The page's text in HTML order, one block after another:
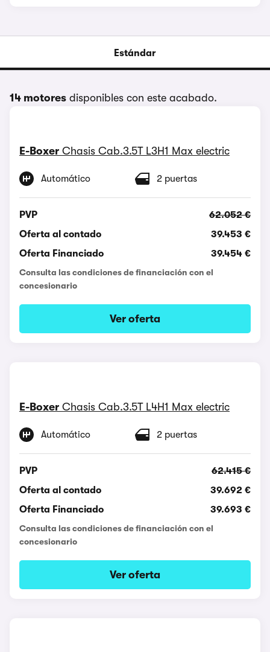
Estándar
14 motores disponibles con este acabado.
E-Boxer Chasis Cab.3.5T L3H1 Max electric
Automático 2 puertas
PVP
62.052 €
Oferta al contado
39.453 €
Oferta Financiado
39.454 €
Consulta las condiciones de financiación con el
concesionario
Ver oferta
E-Boxer Chasis Cab.3.5T L4H1 Max electric
Automático 2 puertas
PVP
62.415 €
Oferta al contado
39.692 €
Oferta Financiado
39.693 €
Consulta las condiciones de financiación con el
concesionario
Ver oferta